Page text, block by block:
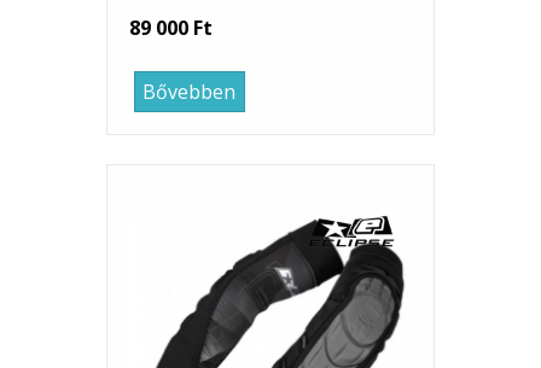
89 000 Ft
Bővebben